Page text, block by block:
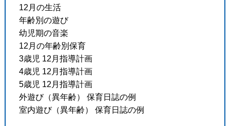
12月の生活
年齢別の遊び
幼児期の音楽
12月の年齢別保育
3歳児 12月指導計画
4歳児 12月指導計画
5歳児 12月指導計画
外遊び（異年齢） 保育日誌の例
室内遊び（異年齢） 保育日誌の例